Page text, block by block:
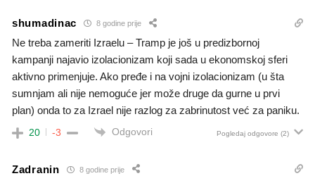
shumadinac 8 godine prije
Ne treba zameriti Izraelu – Tramp je još u predizbornoj
kampanji najavio izolacionizam koji sada u ekonomskoj sferi
aktivno primenjuje. Ako pređe i na vojni izolacionizam (u šta
sumnjam ali nije nemoguće jer može druge da gurne u prvi
plan) onda to za Izrael nije razlog za zabrinutost već za paniku.
20 -3 Odgovori Pogledaj odgovore (2)
Zadranin 8 godine prije